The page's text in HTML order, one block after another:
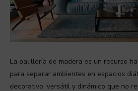
La palillería de madera es un recurso
para separar ambientes en espacios
decorativo, versátil y dinámico que no